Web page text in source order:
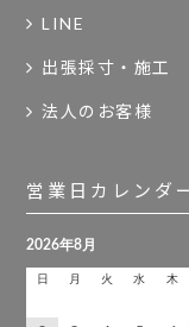
LINE
出張採寸・施工
法人のお客様
営業日カレンダ